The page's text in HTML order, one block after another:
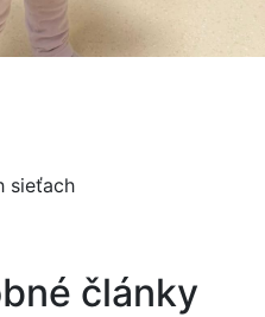
sieťach
články